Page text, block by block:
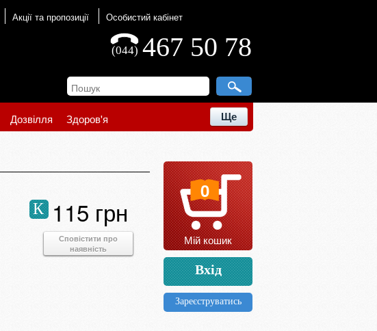
Акції та пропозиції Особистий кабінет
467 50 78
(044)
Дозвілля Здоров'я Ще
115 грн
К
Сповістити про
наявність
0
Мій кошик
Вхід
Зареєструватись